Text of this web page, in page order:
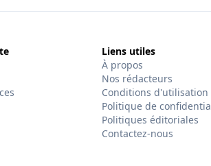
Liens utiles
À propos
Nos rédacteurs
Conditions d'utilisation
Politique de
Politiques éditoriales
Contactez-nous